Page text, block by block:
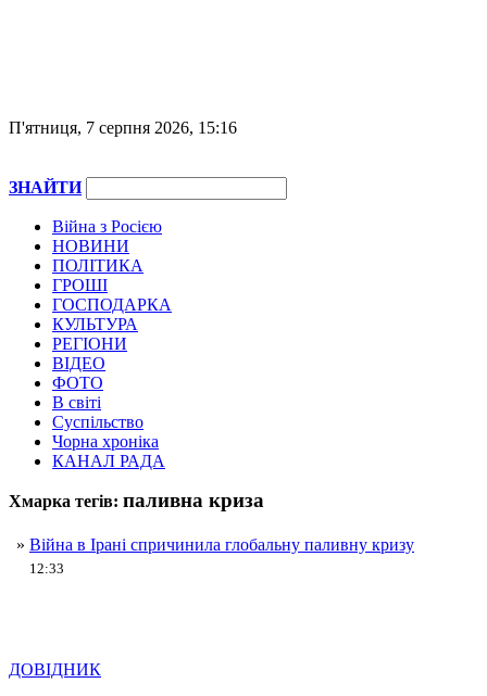
П'ятниця, 7 серпня 2026, 15:16
ЗНАЙТИ
Війна з Росією
НОВИНИ
ПОЛІТИКА
ГРОШІ
ГОСПОДАРКА
КУЛЬТУРА
РЕГІОНИ
ВІДЕО
ФОТО
В світі
Суспільство
Чорна хроніка
КАНАЛ РАДА
Хмарка тегів: паливна криза
» Війна в Ірані спричинила глобальну паливну кризу
12:33
ДОВІДНИК